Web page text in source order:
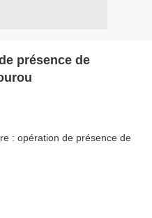
présence de